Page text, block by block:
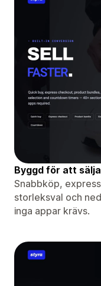
Byggd för att
Snabbköp,
storleksval och
inga appar krävs.